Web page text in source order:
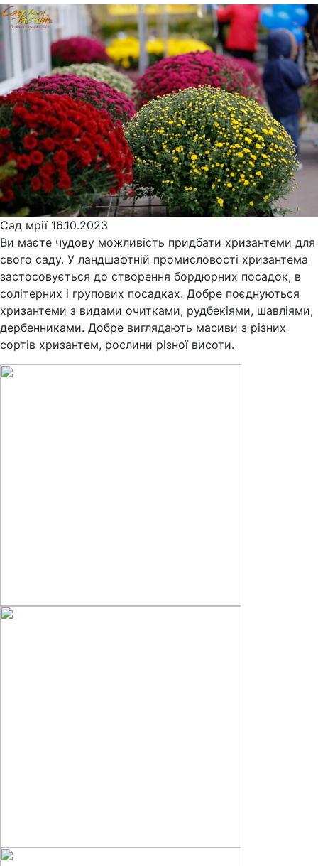
Сад мрії 16.10.2023
Ви маєте чудову можливість придбати хризантеми для
свого саду. У ландшафтній промисловості хризантема
застосовується до створення бордюрних посадок, в
солітерних і групових посадках. Добре поєднуються
хризантеми з видами очитками, рудбекіями, шавліями,
дербенниками. Добре виглядають масиви з різних
сортів хризантем, рослини різної висоти.